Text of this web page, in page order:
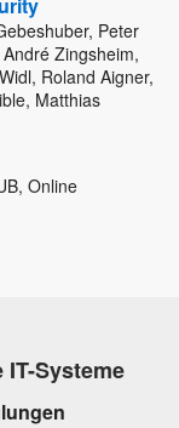
Peter
Zingsheim,
Roland Aigner,
Matthias
Online
Systeme